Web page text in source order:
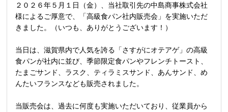
２０２６年５月１日（金）、当社取引先の中島商事株式会社
様によるご厚意で、「高級食パン社内販売会」を実施いただ
きました。（いつも、ありがとうございます！）
当日は、滋賀県内で人気を誇る「さすがにオテアゲ」の高級
食パンが社内に並び、季節限定食パンやフレンチトースト、
たまごサンド、ラスク、ティラミスサンド、あんサンド、め
んたいフランスなども販売されました。
当販売会は、過去に何度も実施いただいており、従業員から